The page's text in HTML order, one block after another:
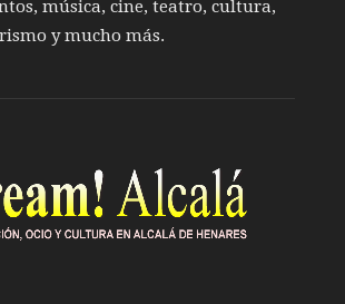
música, cine, teatro, cultura,
y mucho más.